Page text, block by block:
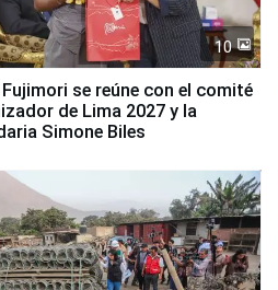
10
Fujimori se reúne con el comité
de Lima 2027 y la
Simone Biles